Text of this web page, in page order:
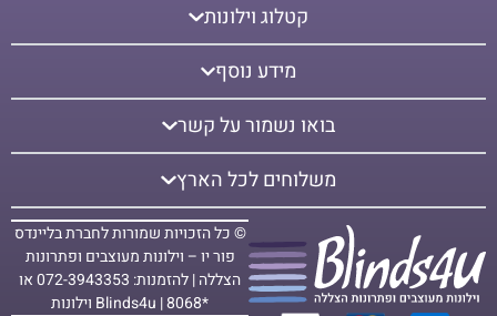
© כל הזכויות שמורות לחברת בליינדס
פור יו – וילונות מעוצבים ופתרונות
הצללה | להזמנות: 072-3943353 או
*8068 | Blinds4u וילונות
קטלוג וילונות
מידע נוסף
בואו נשמור על קשר
משלוחים לכל הארץ